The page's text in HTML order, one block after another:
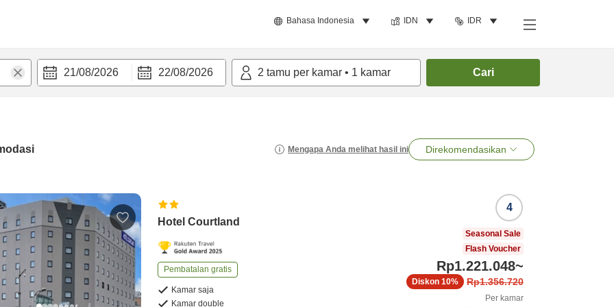
Bahasa Indonesia IDN IDR
21/08/2026 22/08/2026 2 tamu per kamar • 1 kamar Cari
Mengapa Anda melihat hasil ini Direkomendasikan
Hotel Courtland
Pembatalan gratis
Kamar saja
Kamar double
4
Seasonal Sale
Flash Voucher
Rp1.221.048~
Rp1.356.720
Diskon 10%
Per kamar